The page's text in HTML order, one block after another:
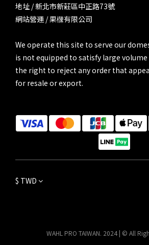
地址 / 新北市新莊區中正路73號
網站營運 / 果樄有限公司
We operate this site to serve our
is not equipped to satisfy large volume
the right to reject any order that
for resale or export.
$ TWD
WAHL PRO TAIWAN. 2024 | © All